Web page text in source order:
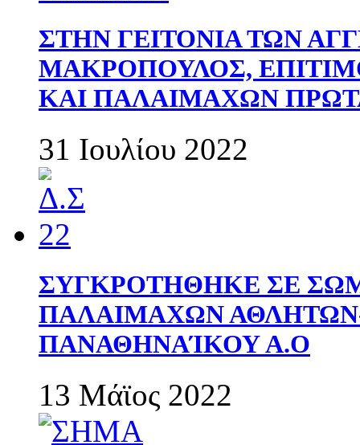
ΣΤΗΝ ΓΕΙΤΟΝΙΑ ΤΩΝ
ΜΑΚΡΟΠΟΥΛΟΣ,
ΚΑΙ ΠΑΛΑΙΜΑΧΩΝ
31 Ιουλίου 2022
ΣΥΓΚΡΟΤΗΘΗΚΕ ΣΕ
ΠΑΛΑΙΜΑΧΩΝ
ΠΑΝΑΘΗΝΑΊΚΟΥ Α.Ο
13 Μάϊος 2022